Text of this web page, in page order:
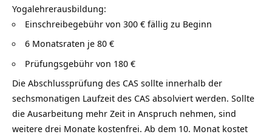
Yogalehrerausbildung:
Einschreibegebühr von 300 € fällig zu Beginn
6 Monatsraten je 80 €
Prüfungsgebühr von 180 €
Die Abschlussprüfung des CAS sollte innerhalb der
sechsmonatigen Laufzeit des CAS absolviert werden. Sollte
die Ausarbeitung mehr Zeit in Anspruch nehmen, sind
weitere drei Monate kostenfrei. Ab dem 10. Monat kostet